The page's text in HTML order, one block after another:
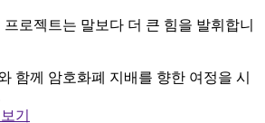
프로젝트는 말보다 더 큰 힘을 발휘합니
함께 암호화폐 지배를 향한 여정을 시
기